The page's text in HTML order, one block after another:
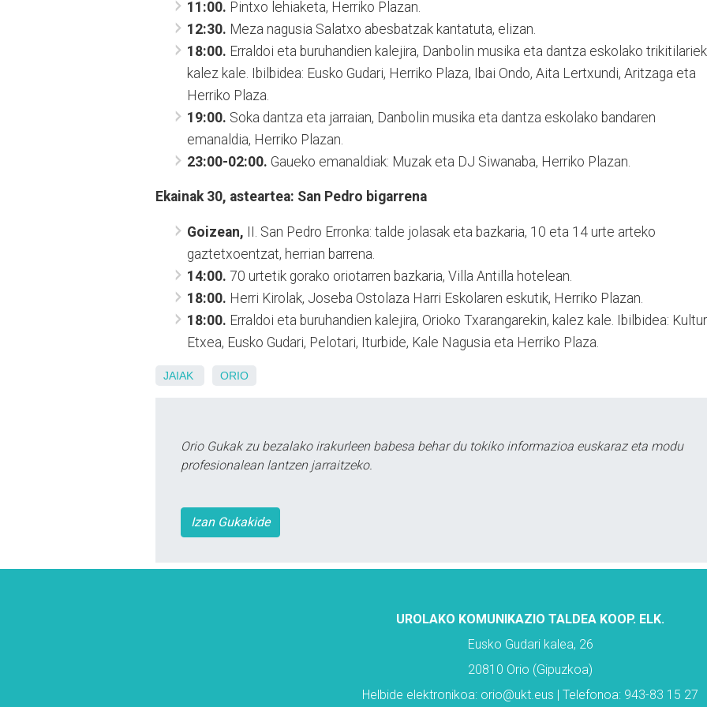
11:00. Pintxo lehiaketa, Herriko Plazan.
12:30. Meza nagusia Salatxo abesbatzak kantatuta, elizan.
18:00. Erraldoi eta buruhandien kalejira, Danbolin musika eta dantza eskolako
kalez kale. Ibilbidea: Eusko Gudari, Herriko Plaza, Ibai Ondo, Aita Lertxundi, Aritzaga eta
Herriko Plaza.
19:00. Soka dantza eta jarraian, Danbolin musika eta dantza eskolako bandaren
emanaldia, Herriko Plazan.
23:00-02:00. Gaueko emanaldiak: Muzak eta DJ Siwanaba, Herriko Plazan.
Ekainak 30, asteartea: San Pedro bigarrena
Goizean,
II. San Pedro Erronka: talde jolasak eta bazkaria, 10 eta 14 urte arteko
gaztetxoentzat, herrian barrena.
14:00. 70 urtetik gorako oriotarren bazkaria, Villa Antilla hotelean.
18:00. Herri Kirolak, Joseba Ostolaza Harri Eskolaren eskutik, Herriko Plazan.
18:00. Erraldoi eta buruhandien kalejira, Orioko Txarangarekin, kalez kale. Ibilbidea: Kultur
Etxea, Eusko Gudari, Pelotari, Iturbide, Kale Nagusia eta Herriko Plaza.
JAIAK ORIO
Orio Gukak zu bezalako irakurleen babesa behar du tokiko informazioa euskaraz eta modu
profesionalean lantzen jarraitzeko.
Izan Gukakide
UROLAKO KOMUNIKAZIO TALDEA KOOP. ELK.
Eusko Gudari kalea, 26
20810 Orio (Gipuzkoa)
Helbide elektronikoa: orio@ukt.eus | Telefonoa: 943-83 15 27